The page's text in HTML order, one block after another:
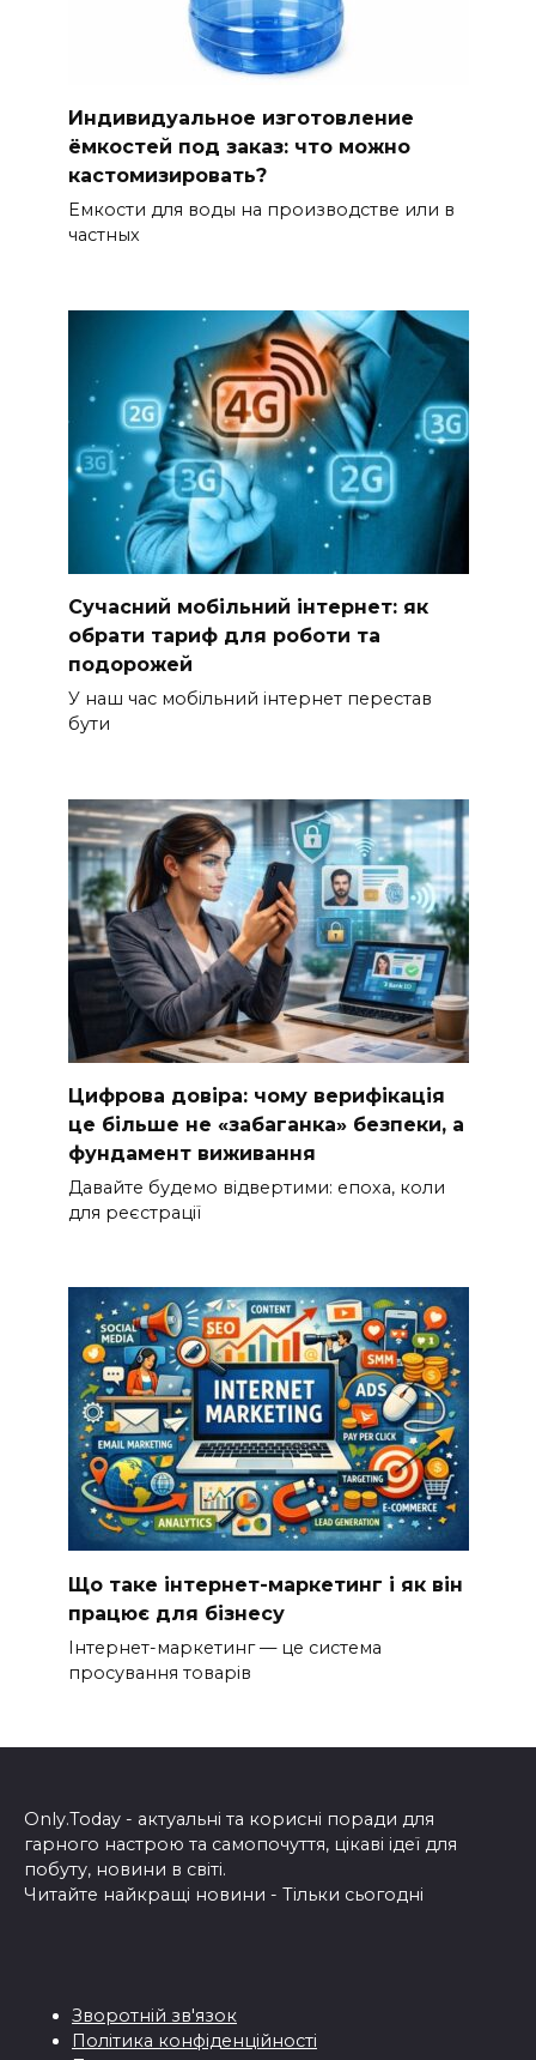
Индивидуальное изготовление
ёмкостей под заказ: что можно
кастомизировать?
Емкости для воды на производстве или в
частных
Сучасний мобільний інтернет: як
обрати тариф для роботи та
подорожей
У наш час мобільний інтернет перестав
бути
Цифрова довіра: чому верифікація
це більше не «забаганка» безпеки, а
фундамент виживання
Давайте будемо відвертими: епоха, коли
для реєстрації
Що таке інтернет-маркетинг і як він
працює для бізнесу
Інтернет-маркетинг — це система
просування товарів
Only.Today - актуальні та корисні поради для
гарного настрою та самопочуття, цікаві ідеї для
побуту, новини в світі.
Читайте найкращі новини - Тільки сьогодні
Зворотній зв'язок
Політика конфіденційності